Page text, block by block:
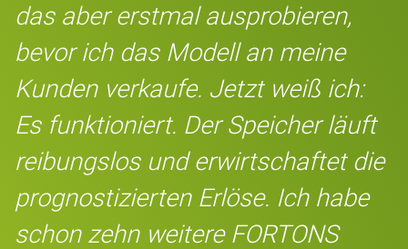
das aber erstmal ausprobieren,
bevor ich das Modell an meine
Kunden verkaufe. Jetzt weiß ich:
Es funktioniert. Der Speicher läuft
reibungslos und erwirtschaftet die
prognostizierten Erlöse. Ich habe
schon zehn weitere FORTONS